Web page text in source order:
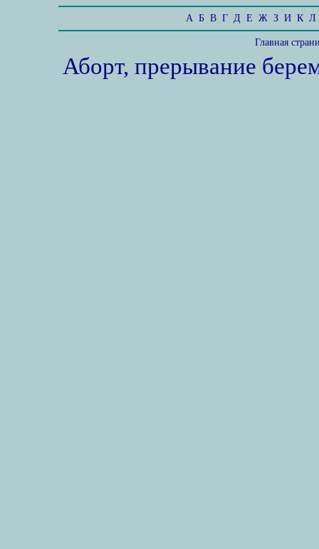
А Б В Г Д Е Ж З И К Л
Главная
Аборт, прерывание